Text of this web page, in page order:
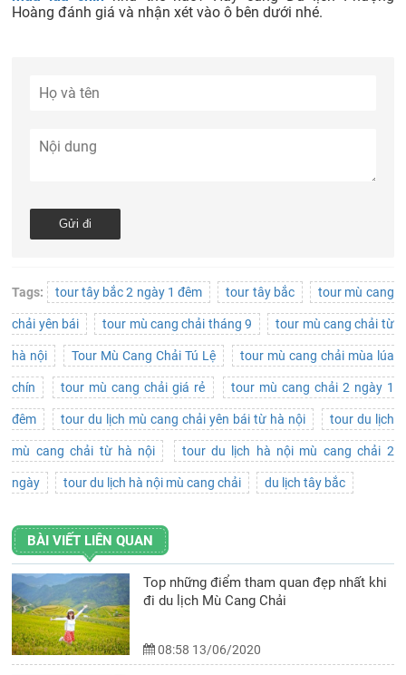
Hoàng đánh giá và nhận xét vào ô bên dưới nhé.
Tags: tour tây bắc 2 ngày 1 đêm tour tây bắc tour mù cang
chải yên bái tour mù cang chải tháng 9 tour mù cang chải từ
hà nội Tour Mù Cang Chải Tú Lệ tour mù cang chải mùa lúa
chín tour mù cang chải giá rẻ tour mù cang chải 2 ngày 1
đêm tour du lịch mù cang chải yên bái từ hà nội tour du lịch
mù cang chải từ hà nội tour du lịch hà nội mù cang chải 2
ngày tour du lịch hà nội mù cang chải du lịch tây bắc
BÀI VIẾT LIÊN QUAN
Top những điểm tham quan đẹp nhất khi
đi du lịch Mù Cang Chải
08:58 13/06/2020